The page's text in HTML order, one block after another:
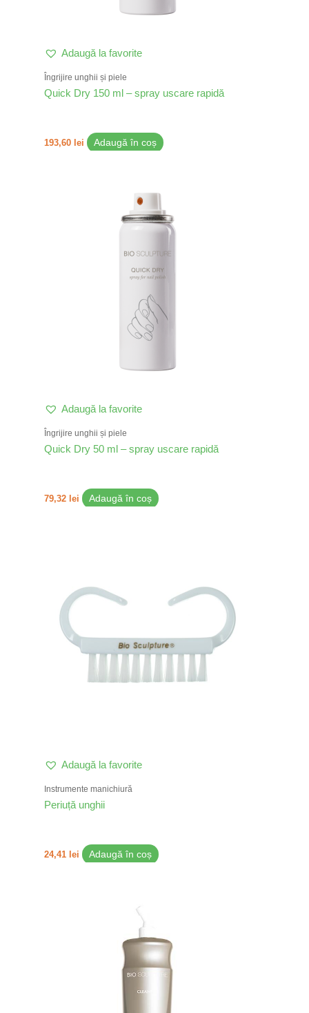
Adaugă la favorite
Îngrijire unghii și piele
Quick Dry 150 ml – spray uscare rapidă
193,60 lei Adaugă în coș
Adaugă la favorite
Îngrijire unghii și piele
Quick Dry 50 ml – spray uscare rapidă
79,32 lei Adaugă în coș
Adaugă la favorite
Instrumente manichiură
Periuță unghii
24,41 lei Adaugă în coș